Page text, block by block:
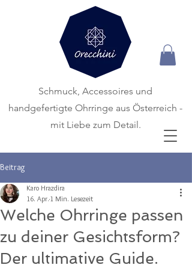
Schmuck, Accessoires und
handgefertigte Ohrringe aus Österreich -
mit Liebe zum Detail.
Beitrag
Welche Ohrringe passen
zu deiner Gesichtsform?
Der ultimative Guide.
Karo Hrazdira
16. Apr. 1 Min. Lesezeit